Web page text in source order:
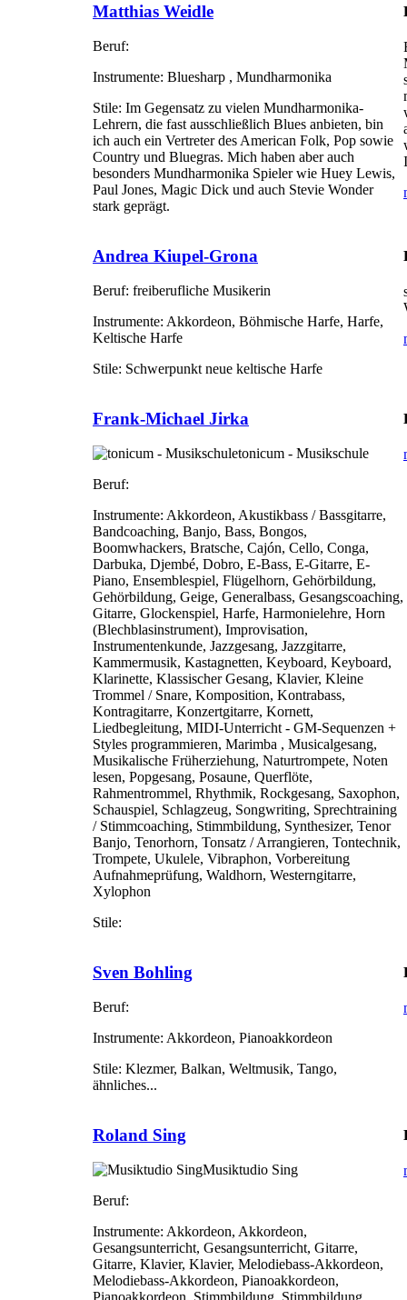
Matthias Weidle
Beruf:
Instrumente: Bluesharp , Mundharmonika
Stile: Im Gegensatz zu vielen Mundharmonika-
Lehrern, die fast ausschließlich Blues anbieten, bin
ich auch ein Vertreter des American Folk, Pop sowie
Country und Bluegras. Mich haben aber auch
besonders Mundharmonika Spieler wie Huey Lewis,
Paul Jones, Magic Dick und auch Stevie Wonder
stark geprägt.
Andrea Kiupel-Grona
Beruf: freiberufliche Musikerin
Instrumente: Akkordeon, Böhmische Harfe, Harfe,
Keltische Harfe
Stile: Schwerpunkt neue keltische Harfe
Frank-Michael Jirka
tonicum - Musikschule
Beruf:
Instrumente: Akkordeon, Akustikbass / Bassgitarre,
Bandcoaching, Banjo, Bass, Bongos,
Boomwhackers, Bratsche, Cajón, Cello, Conga,
Darbuka, Djembé, Dobro, E-Bass, E-Gitarre, E-
Piano, Ensemblespiel, Flügelhorn, Gehörbildung,
Gehörbildung, Geige, Generalbass, Gesangscoaching,
Gitarre, Glockenspiel, Harfe, Harmonielehre, Horn
(Blechblasinstrument), Improvisation,
Instrumentenkunde, Jazzgesang, Jazzgitarre,
Kammermusik, Kastagnetten, Keyboard, Keyboard,
Klarinette, Klassischer Gesang, Klavier, Kleine
Trommel / Snare, Komposition, Kontrabass,
Kontragitarre, Konzertgitarre, Kornett,
Liedbegleitung, MIDI-Unterricht - GM-Sequenzen +
Styles programmieren, Marimba , Musicalgesang,
Musikalische Früherziehung, Naturtrompete, Noten
lesen, Popgesang, Posaune, Querflöte,
Rahmentrommel, Rhythmik, Rockgesang, Saxophon,
Schauspiel, Schlagzeug, Songwriting, Sprechtraining
/ Stimmcoaching, Stimmbildung, Synthesizer, Tenor
Banjo, Tenorhorn, Tonsatz / Arrangieren, Tontechnik,
Trompete, Ukulele, Vibraphon, Vorbereitung
Aufnahmeprüfung, Waldhorn, Westerngitarre,
Xylophon
Stile:
Sven Bohling
Beruf:
Instrumente: Akkordeon, Pianoakkordeon
Stile: Klezmer, Balkan, Weltmusik, Tango,
ähnliches...
Roland Sing
Musiktudio Sing
Beruf:
Instrumente: Akkordeon, Akkordeon,
Gesangsunterricht, Gesangsunterricht, Gitarre,
Gitarre, Klavier, Klavier, Melodiebass-Akkordeon,
Melodiebass-Akkordeon, Pianoakkordeon,